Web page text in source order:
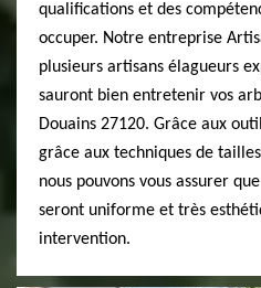
qualifications et des
occuper. Notre entreprise
plusieurs artisans élagueurs
sauront bien entretenir vos
Douains 27120. Grâce aux
grâce aux techniques de
nous pouvons vous assurer
seront uniforme et très
intervention.